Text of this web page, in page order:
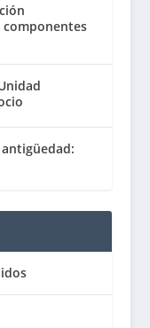
componentes